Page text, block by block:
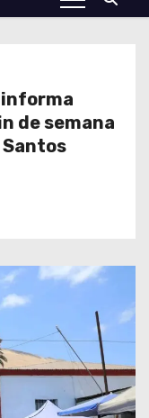
de semana
Santos